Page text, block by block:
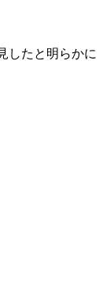
したと明らかに